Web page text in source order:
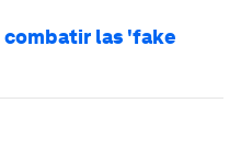
las 'fake